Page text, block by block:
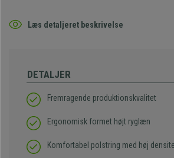
Læs detaljeret beskrivelse
DETALJER
Fremragende produktionskvalitet
Ergonomisk formet højt ryglæn
Komfortabel polstring med høj